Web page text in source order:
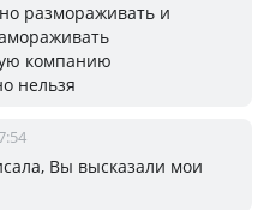
размораживать и
компанию
нельзя
Вы высказали мои